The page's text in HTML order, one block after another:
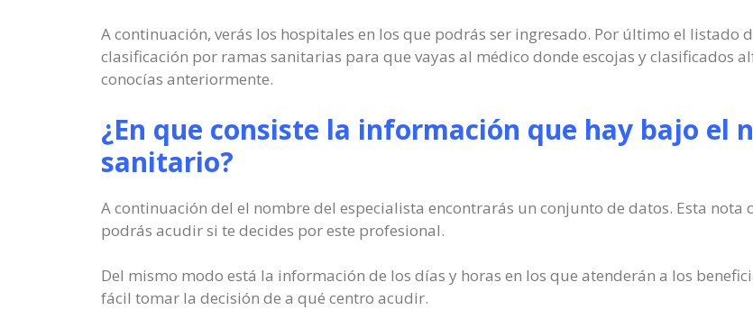
A continuación, verás los hospitales en los que podrás ser ingresado. Por último el listado
clasificación por ramas sanitarias para que vayas al médico donde escojas y clasificados
conocías anteriormente.
¿En que consiste la información que hay bajo el
sanitario?
A continuación del el nombre del especialista encontrarás un conjunto de datos. Esta nota
podrás acudir si te decides por este profesional.
Del mismo modo está la información de los días y horas en los que atenderán a los
fácil tomar la decisión de a qué centro acudir.